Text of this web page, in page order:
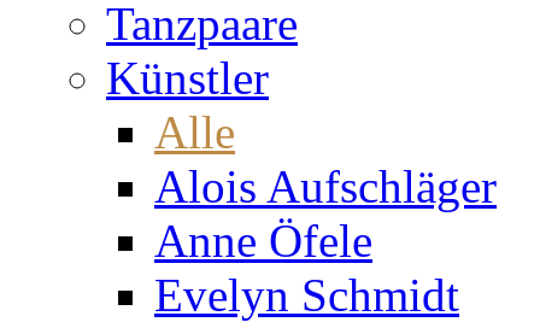
Tanzpaare
Künstler
Alle
Alois Aufschläger
Anne Öfele
Evelyn Schmidt